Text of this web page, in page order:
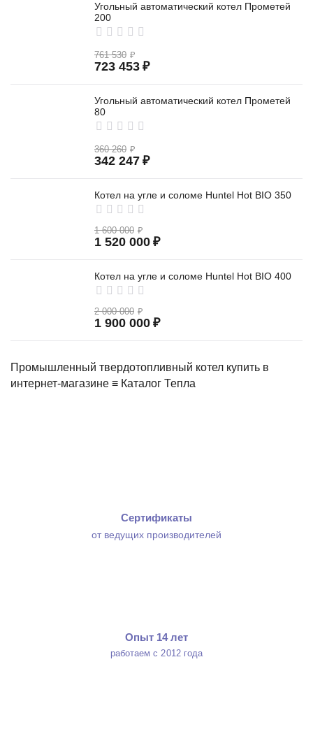
Промышленный твердотопливный котел купить в
интернет-магазине ≡ Каталог Тепла
Угольный автоматический котел Прометей
200
761 530 ₽
723 453 ₽
Угольный автоматический котел Прометей
80
360 260 ₽
342 247 ₽
Котел на угле и соломе Huntel Hot BIO 350
1 600 000 ₽
1 520 000 ₽
Котел на угле и соломе Huntel Hot BIO 400
2 000 000 ₽
1 900 000 ₽
Сертификаты
от ведущих производителей
Опыт 14 лет
работаем с 2012 года